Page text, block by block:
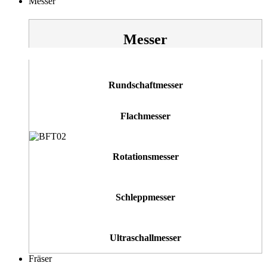
Messer
Rundschaftmesser
Flachmesser
Rotationsmesser
Schleppmesser
Ultraschallmesser
Fräser